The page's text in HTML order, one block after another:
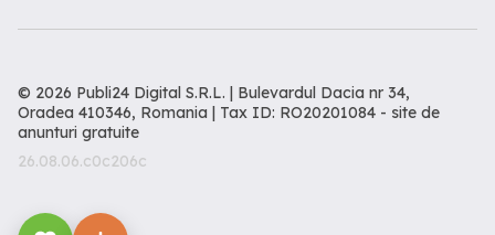
© 2026 Publi24 Digital S.R.L. | Bulevardul Dacia nr 34,
Oradea 410346, Romania | Tax ID: RO20201084 - site de
anunturi gratuite
26.08.06.c0c206c